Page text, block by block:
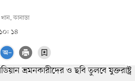
কানাডা
১৪